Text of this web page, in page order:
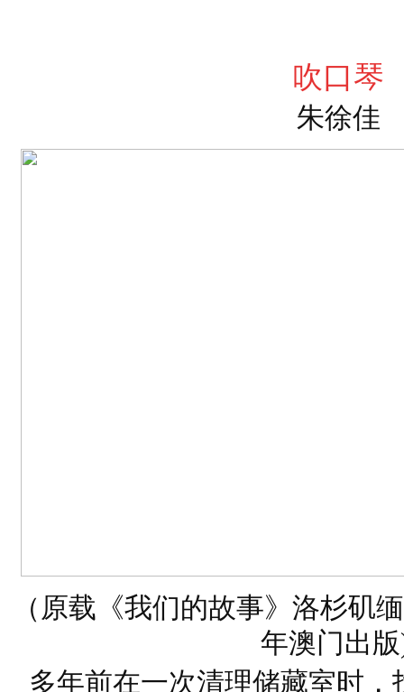
吹口琴
朱徐佳
（原载《我们的故事》洛杉矶
年澳门出
多年前在一次清理储藏室时，